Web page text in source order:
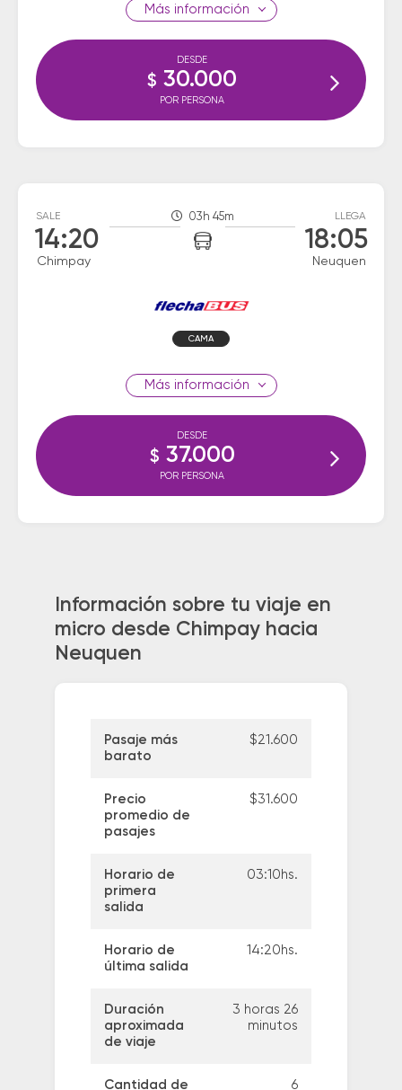
información
DESDE
$ 30.000
POR PERSONA
SALE
14:20
Chimpay
03h 45m LLEGA
18:05
Neuquen
CAMA
información
DESDE
$ 37.000
POR PERSONA
Información sobre tu viaje en
micro desde Chimpay hacia
Neuquen
Pasaje más
barato
$21.600
Precio
promedio de
pasajes
$31.600
Horario de
primera
salida
03:10hs.
Horario de
última salida
14:20hs.
Duración
aproximada
de viaje
3 horas 26
minutos
Cantidad de 6